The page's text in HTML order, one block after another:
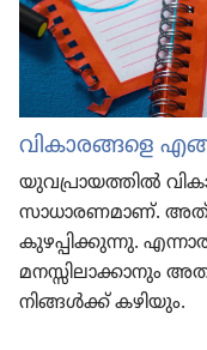
വികാരങ്ങളെ
യുവപ്രായത്തിൽ
സാധാരണമാണ്‌.
കുഴപ്പിക്കുന്നു.
മനസ്സിലാക്കാനും
നിങ്ങൾക്ക്‌ കഴിയും.